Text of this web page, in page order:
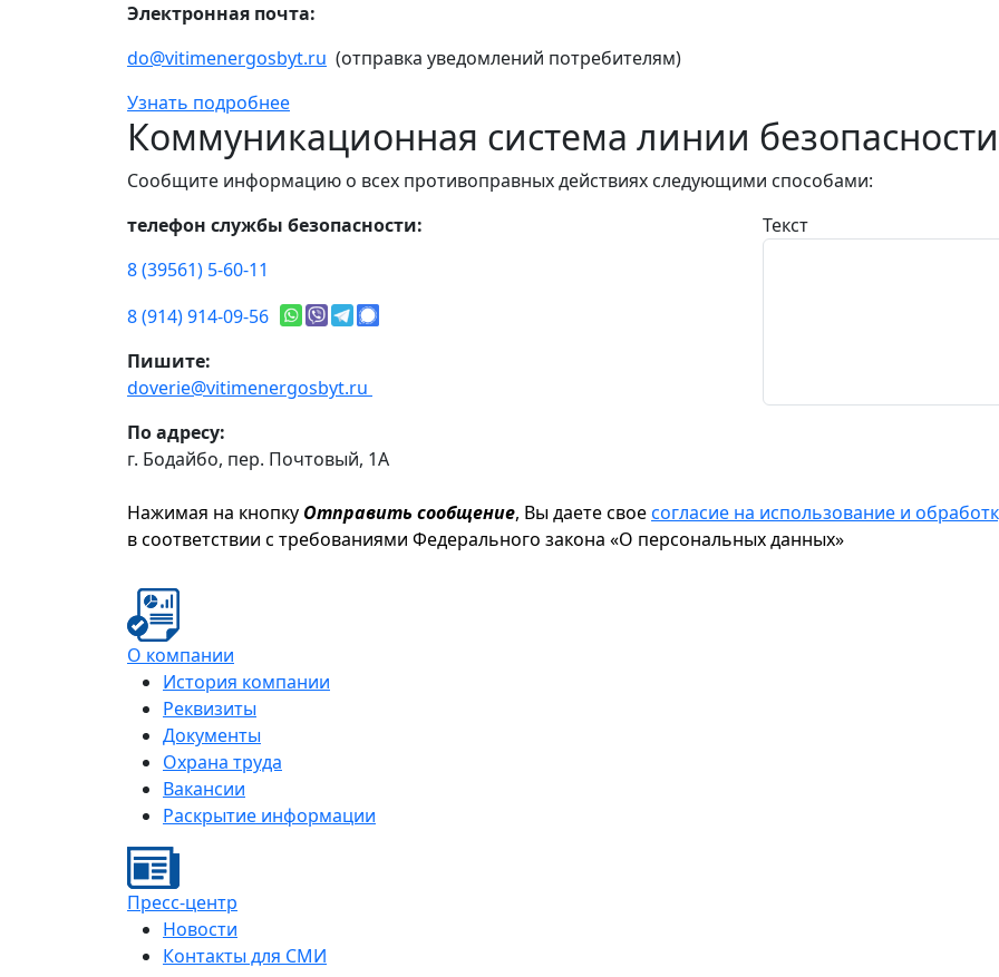
Электронная почта:
do@vitimenergosbyt.ru (отправка уведомлений потребителям)
Узнать подробнее
Коммуникационная система линии безопасности
Сообщите информацию о всех противоправных действиях следующими способами:
телефон службы безопасности:
8 (39561) 5-60-11
8 (914) 914-09-56
Пишите:
doverie@vitimenergosbyt.ru
По адресу:
г. Бодайбо, пер. Почтовый, 1А
Текст
Нажимая на кнопку Отправить сообщение, Вы даете своесогласие на использование и
в соответствии с требованиями Федерального закона «О персональных данных»
О компании
История компании
Реквизиты
Документы
Охрана труда
Вакансии
Раскрытие информации
Пресс-центр
Новости
Контакты для СМИ